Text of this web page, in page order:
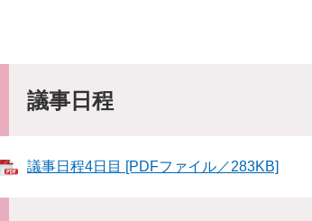
議事日程
議事日程4日目 [PDFファイル／283KB]